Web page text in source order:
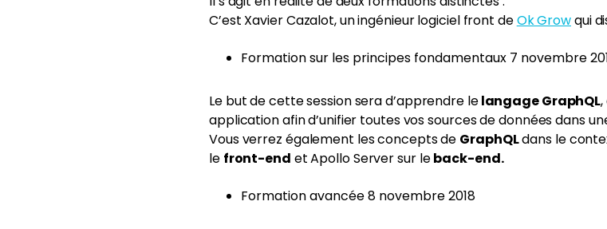
C’est Xavier Cazalot, un ingénieur logiciel front deOk Growqui
Formation sur les principes fondamentaux 7 novembre
Le but de cette session sera d’apprendre lelangage GraphQL
application afin d’unifier toutes vos sources de données dans
Vous verrez également les concepts de GraphQLdans le
le front-end et Apollo Server sur leback-end.
Formation avancée 8 novembre 2018